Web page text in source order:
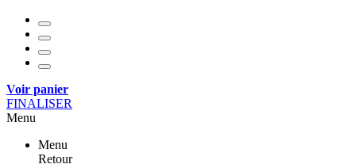
Voir panier
FINALISER
Menu
Menu
Retour